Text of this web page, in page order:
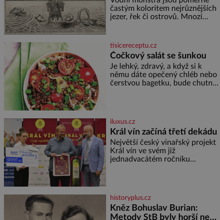
častým koloritem nejrůznějších
jezer, řek či ostrovů. Mnozí
přitáhnout k němu pozornost
záhadám nakloněných turi
tisicereceptu.cz
Čočkový salát se šunkou
Je lehký, zdravý, a když si k
němu dáte opečený chléb nebo
čerstvou bagetku, bude chutnat
cibule 2 lžíce
iluxus.cz
Král vín začíná třetí dekádu
Největší český vinařský projekt
Král vín ve svém již
jednadvacátém ročníku
historyplus.cz
Kněz Bohuslav Burian:
Metody StB byly horší než